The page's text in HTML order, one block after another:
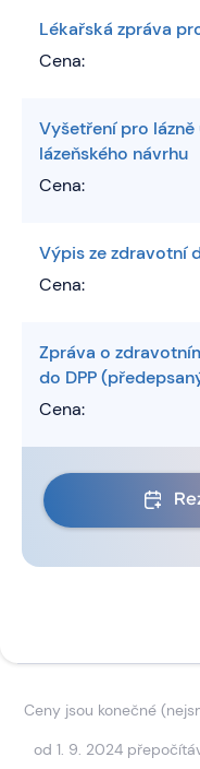
Lékařská zpráva
Cena:
Vyšetření pro
lázeňského návrhu
Cena:
Výpis ze zdravotní
Cena:
Zpráva o
do DPP
Cena:
Ceny jsou konečné
od 1. 9. 2024